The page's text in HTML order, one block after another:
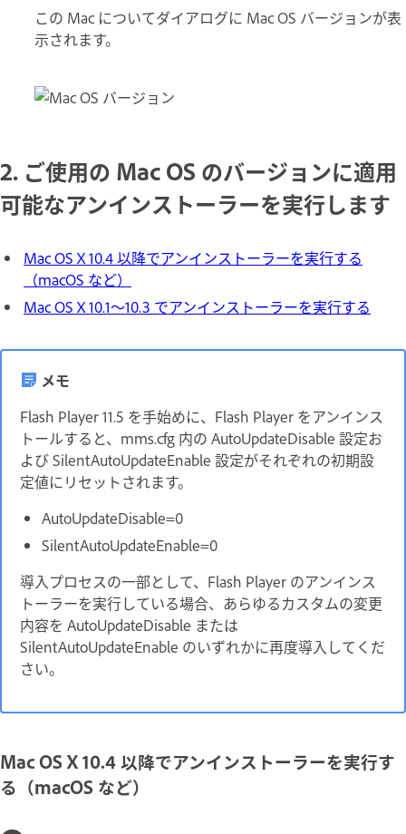
この Mac についてダイアログに Mac OS バージョンが表
示されます。
2. ご使用の Mac OS のバージョンに適用
可能なアンインストーラーを実行します
Mac OS X 10.4 以降でアンインストーラーを実行する
（macOS など）
Mac OS X 10.1～10.3 でアンインストーラーを実行する
メモ
Flash Player 11.5 を手始めに、Flash Player をアンインス
トールすると、mms.cfg 内の AutoUpdateDisable 設定お
よび SilentAutoUpdateEnable 設定がそれぞれの初期設
定値にリセットされます。
AutoUpdateDisable=0
SilentAutoUpdateEnable=0
導入プロセスの一部として、Flash Player のアンインス
トーラーを実行している場合、あらゆるカスタムの変更
内容を AutoUpdateDisable または
SilentAutoUpdateEnable のいずれかに再度導入してくだ
さい。
Mac OS X 10.4 以降でアンインストーラーを実行す
る（macOS など）